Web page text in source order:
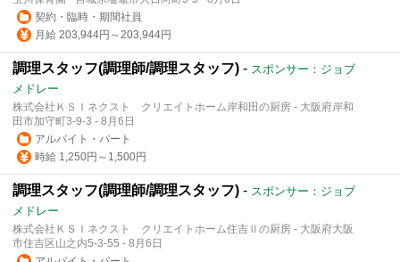
契約・臨時・期間社員
月給 203,944円～203,944円
調理スタッフ(調理師/調理スタッフ) - スポンサー：ジョブ
メドレー
株式会社ＫＳＩネクスト クリエイトホーム岸和田の厨房 - 大阪府岸和
田市加守町3-9-3 - 8月6日
アルバイト・パート
時給 1,250円～1,500円
調理スタッフ(調理師/調理スタッフ) - スポンサー：ジョブ
メドレー
株式会社ＫＳＩネクスト クリエイトホーム住吉Ⅱの厨房 - 大阪府大阪
市住吉区山之内5-3-55 - 8月6日